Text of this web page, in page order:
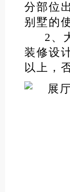
分部位
别墅的
2、大
装修设
以上，